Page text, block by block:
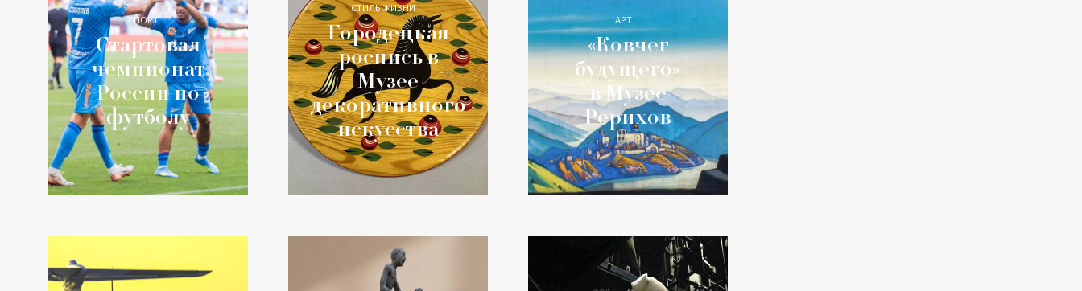
СПОРТ
Стартовал
чемпионат
России по
футболу
СТИЛЬ ЖИЗНИ
Городецкая
роспись в
Музее
декоративного
искусства
АРТ
«Ковчег
будущего»
в Музее
Рерихов